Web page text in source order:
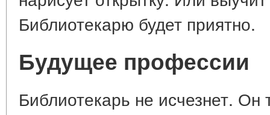
Библиотекарю будет приятно.
Будущее профессии
Библиотекарь не исчезнет.